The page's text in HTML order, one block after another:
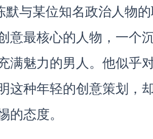
默与某位知名政治人物
意最核心的人物，一个
满魅力的男人。他似乎
这种年轻的创意策划，
的态度。